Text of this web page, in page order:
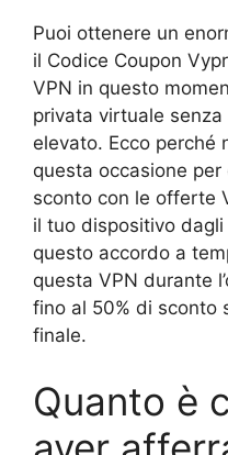
Puoi ottenere un
il Codice Coupon
VPN in questo
privata virtuale
elevato. Ecco perché
questa occasione
sconto con le offerte
il tuo dispositivo
questo accordo a
questa VPN durante
fino al 50% di sconto
finale.
Quanto è